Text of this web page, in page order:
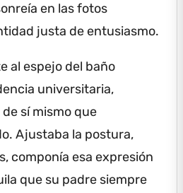
en las fotos
justa de entusiasmo.
al espejo del baño
universitaria,
sí mismo que
Ajustaba la postura,
componía esa expresión
que su padre siempre